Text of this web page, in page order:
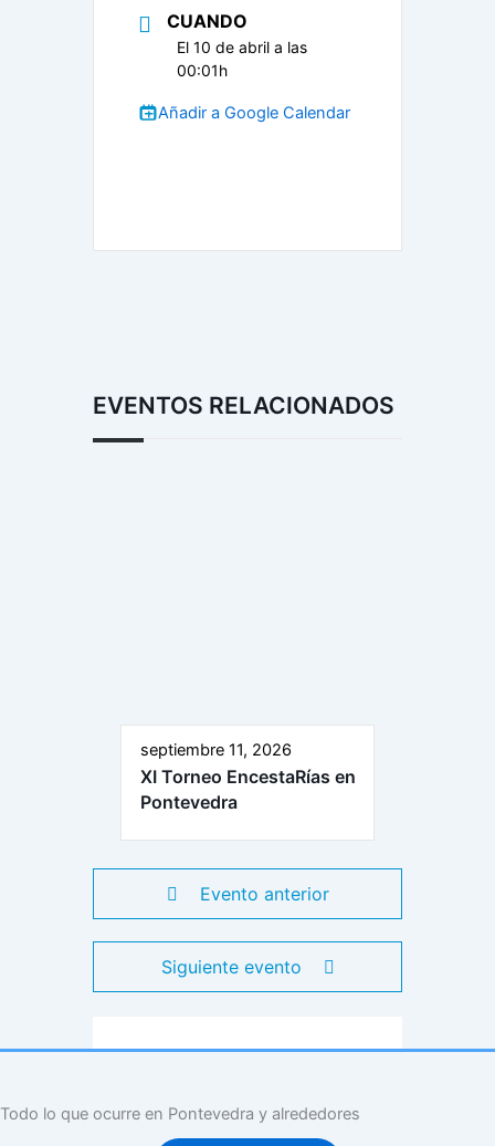
CUANDO
El 10 de abril a las
00:01h
Añadir a Google Calendar
EVENTOS RELACIONADOS
septiembre 11, 2026
XI Torneo EncestaRías en
Pontevedra
Evento anterior
Siguiente evento
Todo lo que ocurre en Pontevedra y alrededores